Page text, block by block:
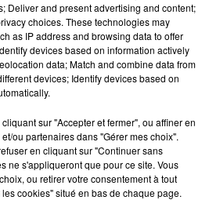
Voir plus
Deliver and present advertising and content;
choices. These technologies may
as IP address and browsing data to offer
devices based on information actively
data; Match and combine data from
devices; Identify devices based on
sur "Accepter et fermer", ou affiner en
ou partenaires dans "Gérer mes choix".
en cliquant sur "Continuer sans
ne s'appliqueront que pour ce site. Vous
ou retirer votre consentement à tout
cookies" situé en bas de chaque page.